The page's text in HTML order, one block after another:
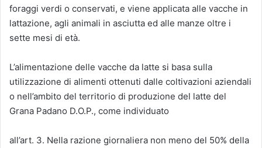
foraggi verdi o conservati, e viene applicata alle vacche in
lattazione, agli animali in asciutta ed alle manze oltre i
sette mesi di età.
L’alimentazione delle vacche da latte si basa sulla
utilizzazione di alimenti ottenuti dalle coltivazioni aziendali
o nell’ambito del territorio di produzione del latte del
Grana Padano D.O.P., come individuato
all’art. 3. Nella razione giornaliera non meno del 50% della